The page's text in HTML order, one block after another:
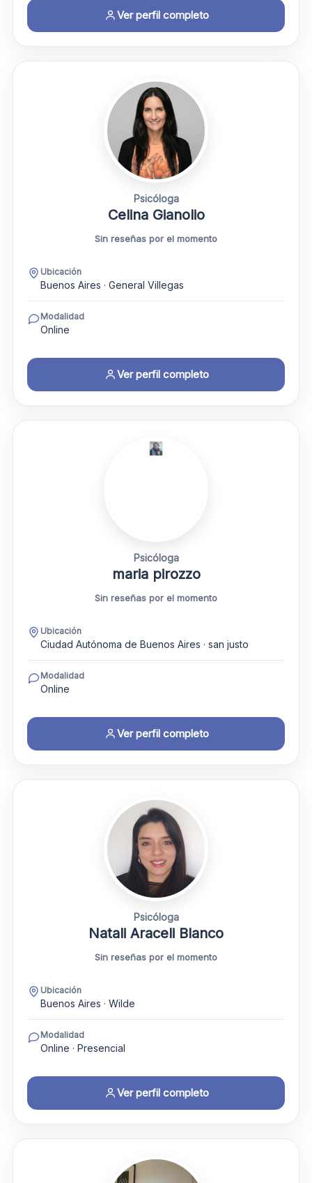
Ver perfil completo
Psicóloga
Celina Gianolio
Sin reseñas por el momento
Ubicación
Buenos Aires · General Villegas
Modalidad
Online
Ver perfil completo
Psicóloga
maria pirozzo
Sin reseñas por el momento
Ubicación
Ciudad Autónoma de Buenos Aires · san justo
Modalidad
Online
Ver perfil completo
Psicóloga
Natali Araceli Blanco
Sin reseñas por el momento
Ubicación
Buenos Aires · Wilde
Modalidad
Online · Presencial
Ver perfil completo